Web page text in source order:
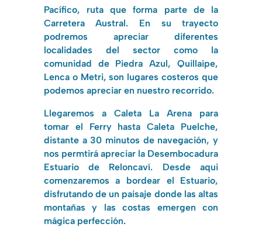
Pacífico, ruta que forma parte de la
Carretera Austral. En su trayecto
podremos apreciar diferentes
localidades del sector como la
comunidad de Piedra Azul, Quillaipe,
Lenca o Metri, son lugares costeros que
podemos apreciar en nuestro recorrido.
Llegaremos a Caleta La Arena para
tomar el Ferry hasta Caleta Puelche,
distante a 30 minutos de navegación, y
nos permtirá apreciar la Desembocadura
Estuario de Reloncaví. Desde aqui
comenzaremos a bordear el Estuario,
disfrutando de un paisaje donde las altas
montañas y las costas emergen con
mágica perfección.